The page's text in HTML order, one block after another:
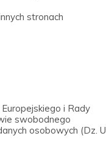
stronach
i Rady
swobodnego
osobowych (Dz. U.